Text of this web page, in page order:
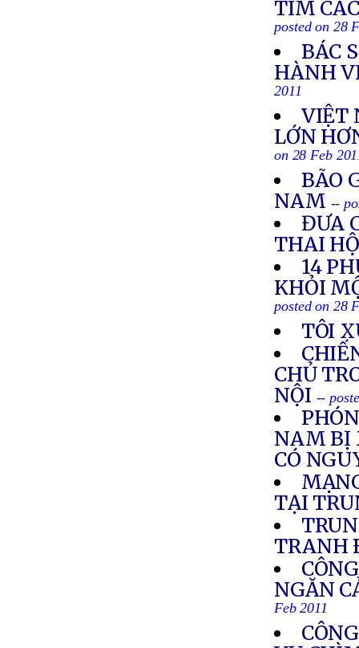
TÌM
posted on 28
BÁC
HÀNH
2011
VIỆT
LỚN
on 28 Feb
BÃO
NAM --
ĐƯA
THAI
14
KHỎI
posted on 28
TÔI
CHỦ
NỘI --
NAM BỊ
CÓ
TẠI
TRANH
NGĂN
Feb 2011